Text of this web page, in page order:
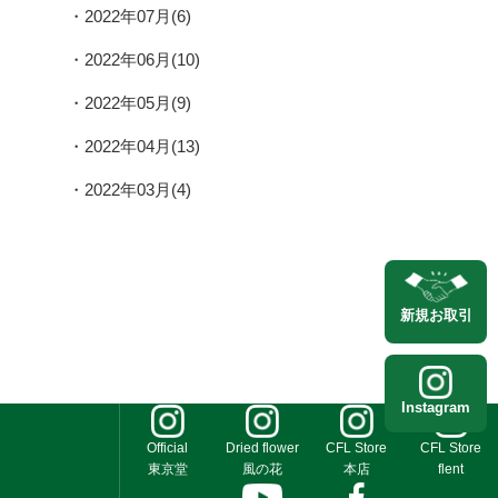
2022年07月(6)
2022年06月(10)
2022年05月(9)
2022年04月(13)
2022年03月(4)
新規お取引
Instagram
Official
東京堂
Dried flower
風の花
CFL Store
本店
CFL Store
flent